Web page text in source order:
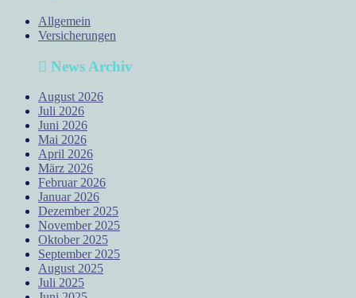
Allgemein
Versicherungen
News Archiv
August 2026
Juli 2026
Juni 2026
Mai 2026
April 2026
März 2026
Februar 2026
Januar 2026
Dezember 2025
November 2025
Oktober 2025
September 2025
August 2025
Juli 2025